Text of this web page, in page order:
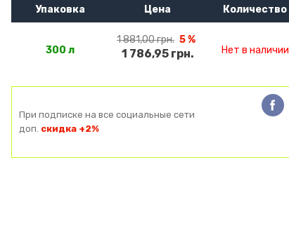
Упаковка Цена Количество
300 л
1 881,00 грн. 5 %
1 786,95 грн. Нет в наличии
При подписке на все социальные сети
доп. скидка +2%